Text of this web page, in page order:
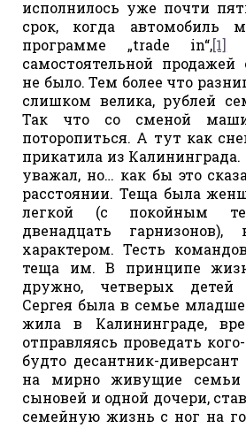
исполнилось уже почти
срок, когда автомобиль
программе „trade in“,[1]
самостоятельной продажей
не было. Тем более что
слишком велика, рублей
Так что со сменой
поторопиться. А тут как
прикатила из
уважал, но… как бы это
расстоянии. Теща была
легкой (с покойным
двенадцать
характером. Тесть
теща им. В принципе
дружно, четверых
Сергея была в семье
жила в Калининграде,
отправляясь проведать
будто десантник-диверсант
на мирно живущие семьи
сыновей и одной дочери,
семейную жизнь с ног на